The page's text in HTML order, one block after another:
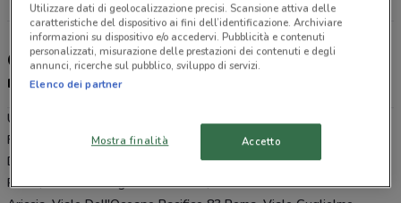
Gli sconti del nuovo volantino Unieuro e i
negozi
Unieuro è presente in vari punti della città: lo trovi in Viale John
Fitzgerald Kennedy 88 Ciampino, Piazza Togliatti 8 Santa Maria
Della Mole, via dell'aeroporto 21-27 Roma, Via Prenestina 890
Roma, Via Dei Georgofili 143 Roma, Via Nettunense Km 7 100
Utilizzare dati di geolocalizzazione precisi. Scansione attiva delle
caratteristiche del dispositivo ai fini dell’identificazione. Archiviare
informazioni su dispositivo e/o accedervi. Pubblicità e contenuti
personalizzati, misurazione delle prestazioni dei contenuti e degli
annunci, ricerche sul pubblico, sviluppo di servizi.
Elenco dei partner
Mostra finalità Accetto